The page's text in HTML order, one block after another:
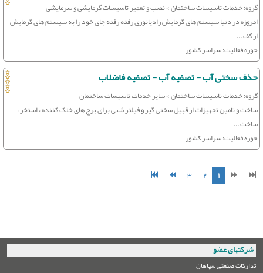
گروه: خدمات تاسیسات ساختمان > نصب و تعمیر تاسیسات گرمایشی و سرمایشی
امروزه در دنیا سیستم های گرمایش رادیاتوری رفته رفته جای خود را به سیستم های گرمایش
از کف ...
حوزه فعالیت: سراسر کشور
حذف سختی آب - تصفیه آب - تصفیه فاضلاب
گروه: خدمات تاسیسات ساختمان > سایر خدمات تاسیسات ساختمان
ساخت و تامین تجهیزات از قبیل سختی گیر و فیلتر شنی برای برج های خنک کننده ، استخر ،
ساخت ...
حوزه فعالیت: سراسر کشور
۱ ۲ ۳
شرکتهای عضو
تدارکات صنعتی سپاهان